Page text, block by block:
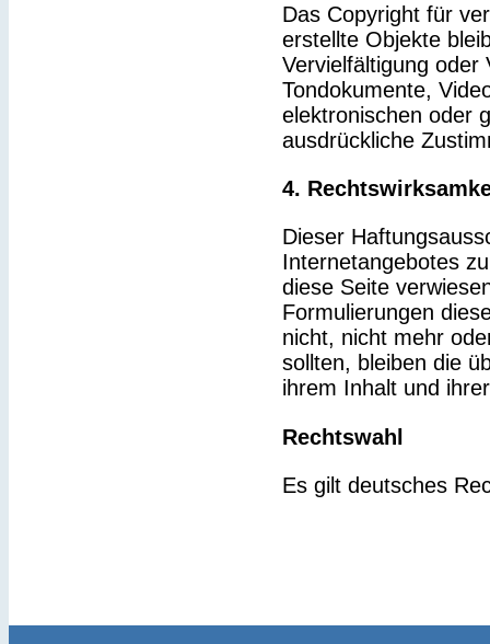
Das Copyright für
erstellte Objekte
Vervielfältigung oder
Tondokumente,
elektronischen oder
ausdrückliche
4.
Dieser
Internetangebotes
diese Seite
Formulierungen
nicht, nicht mehr
sollten, bleiben die
ihrem Inhalt und
Rechtswahl
Es gilt deutsches